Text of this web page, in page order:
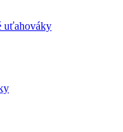
uťahováky